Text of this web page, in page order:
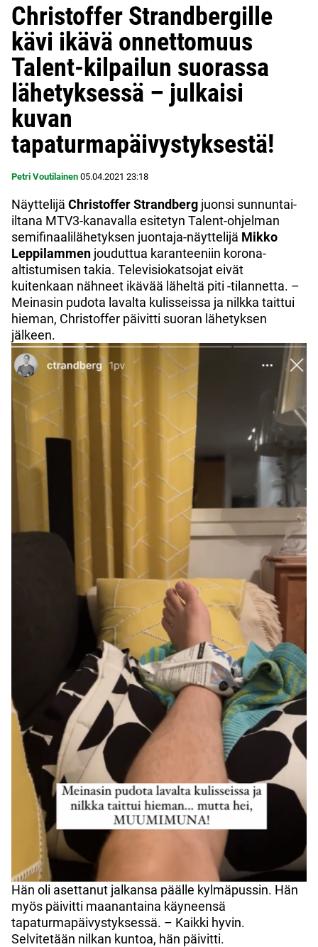
Christoffer Strandbergille
kävi ikävä onnettomuus
Talent-kilpailun suorassa
lähetyksessä – julkaisi
kuvan
tapaturmapäivystyksestä!
Petri Voutilainen 05.04.2021 23:18
Näyttelijä Christoffer Strandberg juonsi sunnuntai-
iltana MTV3-kanavalla esitetyn Talent-ohjelman
semifinaalilähetyksen juontaja-näyttelijä Mikko
Leppilammen jouduttua karanteeniin korona-
altistumisen takia. Televisiokatsojat eivät
kuitenkaan nähneet ikävää läheltä piti -tilannetta. –
Meinasin pudota lavalta kulisseissa ja nilkka taittui
hieman, Christoffer päivitti suoran lähetyksen
jälkeen.
Hän oli asettanut jalkansa päälle kylmäpussin. Hän
myös päivitti maanantaina käyneensä
tapaturmapäivystyksessä. – Kaikki hyvin.
Selvitetään nilkan kuntoa, hän päivitti.